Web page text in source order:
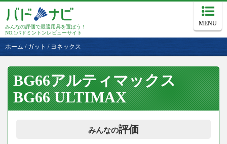
みんなの評価で最適用具を選ぼう！
NO.1バドミントンレビューサイト
MENU
ホーム / ガット / ヨネックス
BG66アルティマックス
BG66 ULTIMAX
みんなの評価